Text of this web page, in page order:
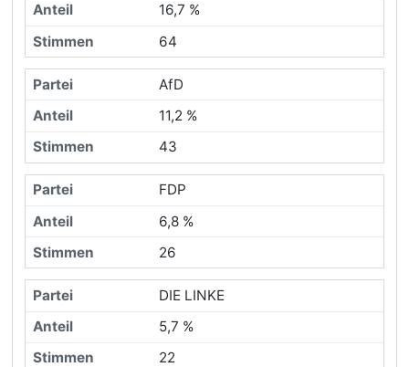
16,7 %
64
AfD
11,2 %
43
FDP
6,8 %
26
DIE LINKE
5,7 %
22